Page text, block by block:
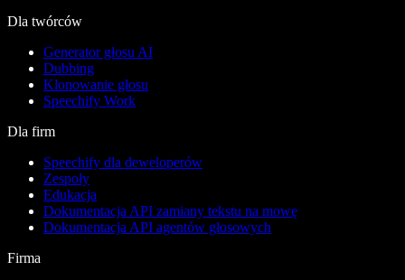
Dla twórców
Generator głosu AI
Dubbing
Klonowanie głosu
Speechify Work
Dla firm
Speechify dla deweloperów
Zespoły
Edukacja
Dokumentacja API zamiany tekstu na mowę
Dokumentacja API agentów głosowych
Firma